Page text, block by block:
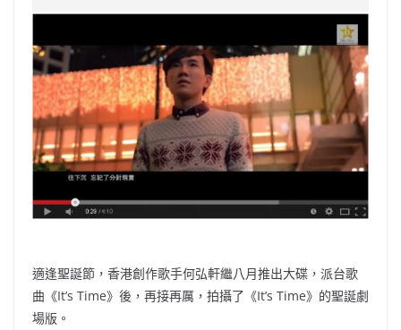
e
b
o
o
k
W
ei
b
o
s
A
p
p
h
at
er l y
Li
n
k
適逢聖誕節，香港創作歌手何弘軒繼八月推出大碟，派台歌
曲《It’s Time》後，再接再厲，拍攝了《It’s Time》的聖誕劇
場版。